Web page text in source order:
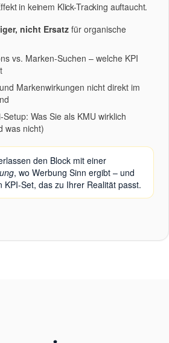
in keinem Klick-Tracking auftaucht.
nicht Ersatz für organische
vs. Marken-Suchen – welche KPI
Markenwirkungen nicht direkt im
Was Sie als KMU wirklich
was nicht)
den Block mit einer
, wo Werbung Sinn ergibt – und
KPI-Set, das zu Ihrer Realität passt.